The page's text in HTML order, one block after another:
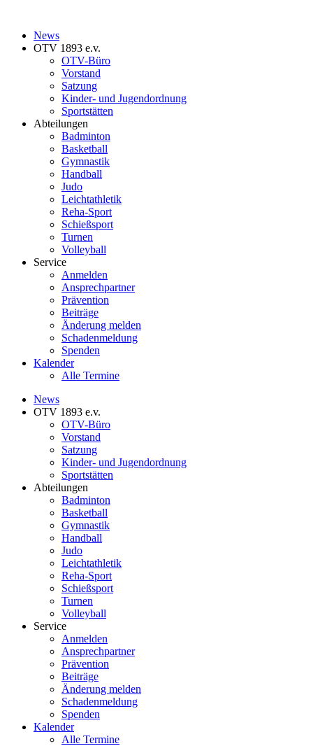
News
OTV 1893 e.v.
OTV-Büro
Vorstand
Satzung
Kinder- und Jugendordnung
Sportstätten
Abteilungen
Badminton
Basketball
Gymnastik
Handball
Judo
Leichtathletik
Reha-Sport
Schießsport
Turnen
Volleyball
Service
Anmelden
Ansprechpartner
Prävention
Beiträge
Änderung melden
Schadenmeldung
Spenden
Kalender
Alle Termine
News
OTV 1893 e.v.
OTV-Büro
Vorstand
Satzung
Kinder- und Jugendordnung
Sportstätten
Abteilungen
Badminton
Basketball
Gymnastik
Handball
Judo
Leichtathletik
Reha-Sport
Schießsport
Turnen
Volleyball
Service
Anmelden
Ansprechpartner
Prävention
Beiträge
Änderung melden
Schadenmeldung
Spenden
Kalender
Alle Termine